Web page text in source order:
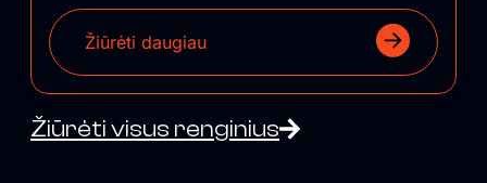
Žiūrėti daugiau
Žiūrėti visus renginius